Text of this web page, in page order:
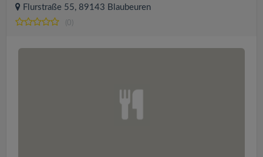
Flurstraße 55, 89143 Blaubeuren
(0)